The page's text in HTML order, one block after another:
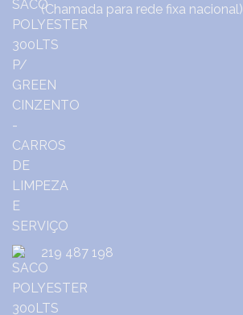
(Chamada para rede fixa nacional)
219 487 198